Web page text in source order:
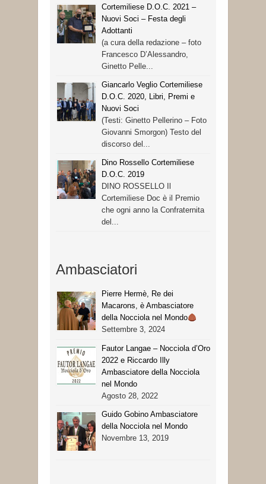
Cortemiliese D.O.C. 2021 –
Nuovi Soci – Festa degli
Adottanti
(a cura della redazione – foto
Francesco D’Alessandro,
Ginetto Pelle...
Giancarlo Veglio Cortemiliese
D.O.C. 2020, Libri, Premi e
Nuovi Soci
(Testi: Ginetto Pellerino – Foto
Giovanni Smorgon) Testo del
discorso del...
Dino Rossello Cortemiliese
D.O.C. 2019
DINO ROSSELLO Il
Cortemiliese Doc è il Premio
che ogni anno la Confraternita
del...
Ambasciatori
Pierre Hermè, Re dei
Macarons, è Ambasciatore
della Nocciola nel Mondo
Settembre 3, 2024
Fautor Langae – Nocciola d’Oro
2022 e Riccardo Illy
Ambasciatore della Nocciola
nel Mondo
Agosto 28, 2022
Guido Gobino Ambasciatore
della Nocciola nel Mondo
Novembre 13, 2019